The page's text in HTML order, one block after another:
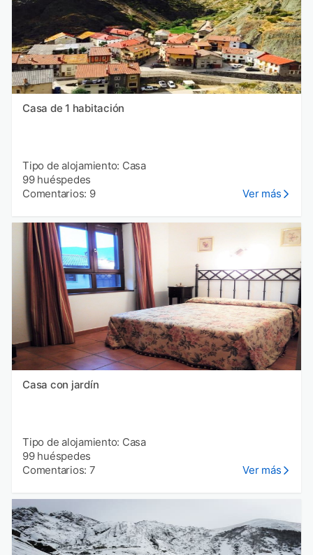
Casa de 1 habitación
Tipo de alojamiento: Casa
99 huéspedes
Comentarios: 9
Ver más
Casa con jardín
Tipo de alojamiento: Casa
99 huéspedes
Comentarios: 7
Ver más